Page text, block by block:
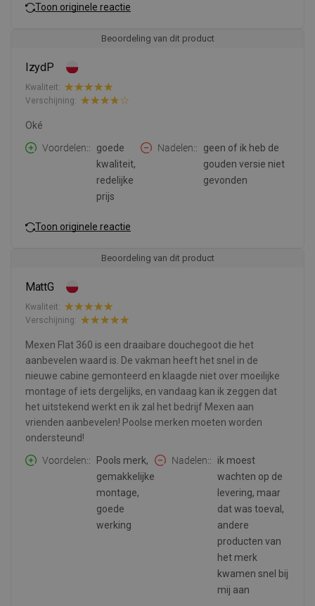
Toon originele reactie
Beoordeling van dit product
IzydP
Kwaliteit:
Verschijning:
Oké
Voordelen:
goede
kwaliteit,
redelijke
prijs
Nadelen:
geen of ik heb de
gouden versie niet
gevonden
Toon originele reactie
Beoordeling van dit product
MattG
Kwaliteit:
Verschijning:
Mexen Flat 360 is een draaibare douchegoot die het
aanbevelen waard is. De vakman heeft het snel in de
nieuwe cabine gemonteerd en klaagde niet over moeilijke
montage of iets dergelijks, en vandaag kan ik zeggen dat
het uitstekend werkt en ik zal het bedrijf Mexen aan
vrienden aanbevelen! Poolse merken moeten worden
ondersteund!
Voordelen:
Pools merk,
gemakkelijke
montage,
goede
werking
Nadelen:
ik moest
wachten op de
levering, maar
dat was toeval,
andere
producten van
het merk
kwamen snel bij
mij aan